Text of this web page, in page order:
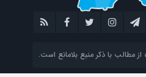
مطالب با ذکر منبع بلامانع است.